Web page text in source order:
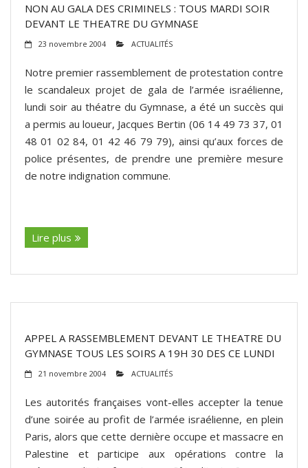
NON AU GALA DES CRIMINELS : TOUS MARDI SOIR
DEVANT LE THEATRE DU GYMNASE
23 novembre 2004 ACTUALITÉS
Notre premier rassemblement de protestation contre
le scandaleux projet de gala de l’armée israélienne,
lundi soir au théatre du Gymnase, a été un succès qui
a permis au loueur, Jacques Bertin (06 14 49 73 37, 01
48 01 02 84, 01 42 46 79 79), ainsi qu’aux forces de
police présentes, de prendre une première mesure
de notre indignation commune.
Lire plus
APPEL A RASSEMBLEMENT DEVANT LE THEATRE DU
GYMNASE TOUS LES SOIRS A 19H 30 DES CE LUNDI
21 novembre 2004 ACTUALITÉS
Les autorités françaises vont-elles accepter la tenue
d’une soirée au profit de l’armée israélienne, en plein
Paris, alors que cette dernière occupe et massacre en
Palestine et participe aux opérations contre la